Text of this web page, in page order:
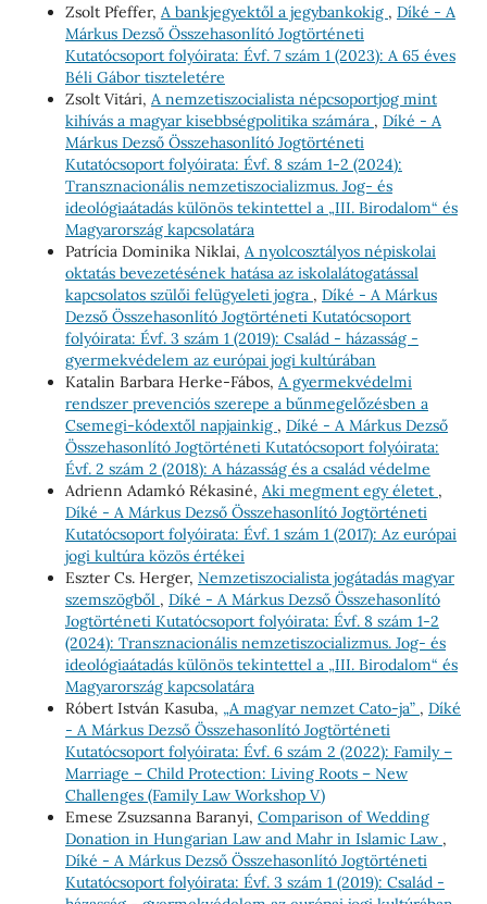
Zsolt Pfeffer, A bankjegyektől a jegybankokig , Díké - A
Márkus Dezső Összehasonlító Jogtörténeti
Kutatócsoport folyóirata: Évf. 7 szám 1 (2023): A 65 éves
Béli Gábor tiszteletére
Zsolt Vitári, A nemzetiszocialista népcsoportjog mint
kihívás a magyar kisebbségpolitika számára , Díké - A
Márkus Dezső Összehasonlító Jogtörténeti
Kutatócsoport folyóirata: Évf. 8 szám 1-2 (2024):
Transznacionális nemzetiszocializmus. Jog- és
ideológiaátadás különös tekintettel a „III. Birodalom“ és
Magyarország kapcsolatára
Patrícia Dominika Niklai, A nyolcosztályos népiskolai
oktatás bevezetésének hatása az iskolalátogatással
kapcsolatos szülői felügyeleti jogra , Díké - A Márkus
Dezső Összehasonlító Jogtörténeti Kutatócsoport
folyóirata: Évf. 3 szám 1 (2019): Család - házasság -
gyermekvédelem az európai jogi kultúrában
Katalin Barbara Herke-Fábos, A gyermekvédelmi
rendszer prevenciós szerepe a bűnmegelőzésben a
Csemegi-kódextől napjainkig , Díké - A Márkus Dezső
Összehasonlító Jogtörténeti Kutatócsoport folyóirata:
Évf. 2 szám 2 (2018): A házasság és a család védelme
Adrienn Adamkó Rékasiné, Aki megment egy életet ,
Díké - A Márkus Dezső Összehasonlító Jogtörténeti
Kutatócsoport folyóirata: Évf. 1 szám 1 (2017): Az európai
jogi kultúra közös értékei
Eszter Cs. Herger, Nemzetiszocialista jogátadás magyar
szemszögből , Díké - A Márkus Dezső Összehasonlító
Jogtörténeti Kutatócsoport folyóirata: Évf. 8 szám 1-2
(2024): Transznacionális nemzetiszocializmus. Jog- és
ideológiaátadás különös tekintettel a „III. Birodalom“ és
Magyarország kapcsolatára
Róbert István Kasuba, „A magyar nemzet Cato-ja” , Díké
- A Márkus Dezső Összehasonlító Jogtörténeti
Kutatócsoport folyóirata: Évf. 6 szám 2 (2022): Family –
Marriage – Child Protection: Living Roots – New
Challenges (Family Law Workshop V)
Emese Zsuzsanna Baranyi, Comparison of Wedding
Donation in Hungarian Law and Mahr in Islamic Law ,
Díké - A Márkus Dezső Összehasonlító Jogtörténeti
Kutatócsoport folyóirata: Évf. 3 szám 1 (2019): Család -